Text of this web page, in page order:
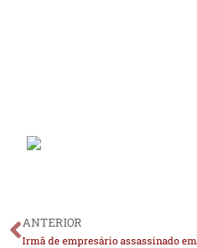
ANTERIOR
Irmã de empresário assassinado